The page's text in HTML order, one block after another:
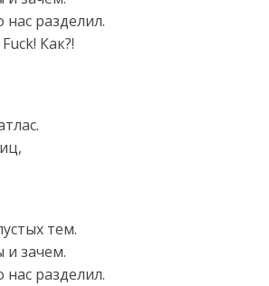
разделил.
Как?!
тем.
и зачем.
разделил.